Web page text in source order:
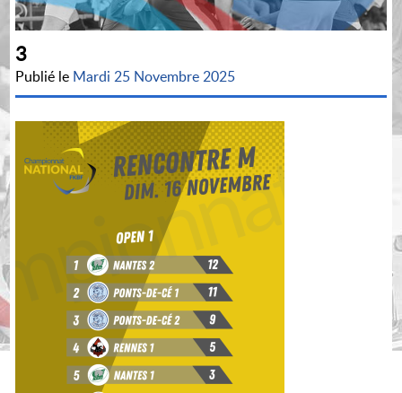
3
Publié le Mardi 25 Novembre 2025